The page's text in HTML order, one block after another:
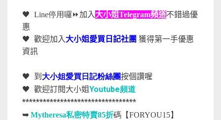
🖤 Line停用囉⏩加入 大小姐Telegram頻道不錯過優
惠
🖤 歡迎加入 大小姐愛買日記社團 獲得第一手優惠
資訊
🖤 到 大小姐愛買日記粉絲團按個讚喔
🖤 歡迎訂閱大小姐Youtube頻道
*********************************
➥Mytheresa私密特賣85折碼【FORYOU15】